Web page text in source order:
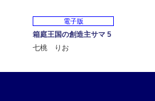
電子版
箱庭王国の創造主サマ 5
七桃 りお